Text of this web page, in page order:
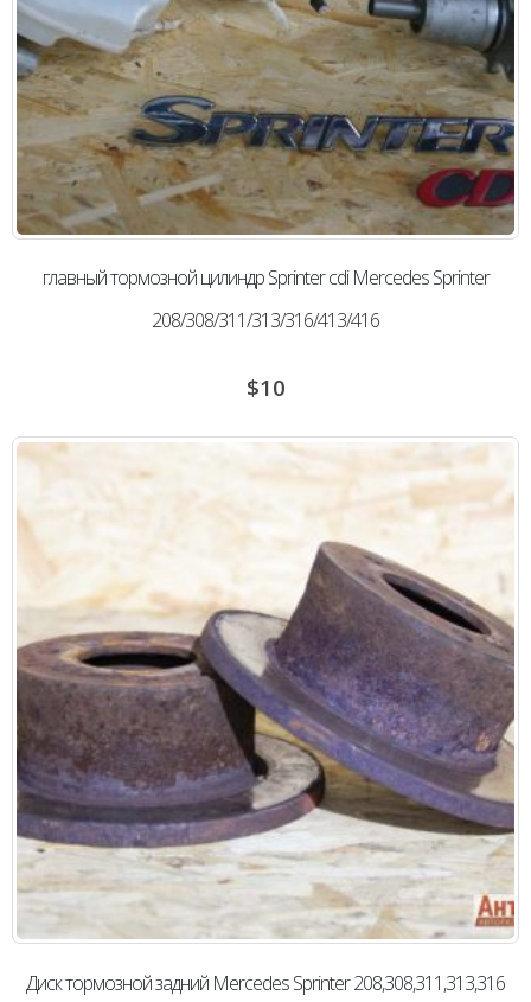
главный тормозной цилиндр Sprinter cdi Mercedes Sprinter
208/308/311/313/316/413/416
$10
Диск тормозной задний Mercedes Sprinter 208,308,311,313,316